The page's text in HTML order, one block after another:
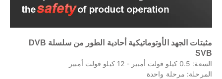
مثبتات الجهد الأوتوماتيكية أحادية الطور من سلسلة DVB
SVB
السعة: 0.5 كيلو فولت أمبير - 12 كيلو فولت أمبير
المرحلة: مرحلة واحدة